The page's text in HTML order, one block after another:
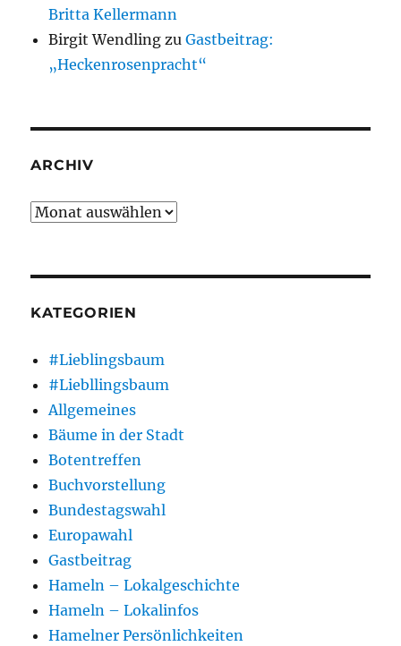
Britta Kellermann
Birgit Wendling zuGastbeitrag:
„Heckenrosenpracht“
ARCHIV
Archiv
KATEGORIEN
#Lieblingsbaum
#Liebllingsbaum
Allgemeines
Bäume in der Stadt
Botentreffen
Buchvorstellung
Bundestagswahl
Europawahl
Gastbeitrag
Hameln – Lokalgeschichte
Hameln – Lokalinfos
Hamelner Persönlichkeiten